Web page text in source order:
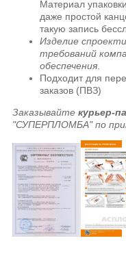
Материал
даже простой
такую запись
Изделие
требований
обеспечения
Подходит для
заказов (ПВЗ)
Заказывайтекурьер-
"СУПЕРПЛОМБА" по